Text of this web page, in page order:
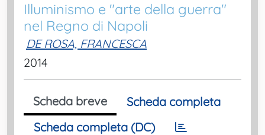
Illuminismo e "arte della guerra"
nel Regno di Napoli
DE ROSA, FRANCESCA
2014
Scheda breve
Scheda completa
Scheda completa (DC)